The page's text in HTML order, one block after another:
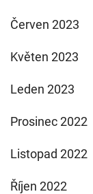
Červen 2023
Květen 2023
Leden 2023
Prosinec 2022
Listopad 2022
Říjen 2022